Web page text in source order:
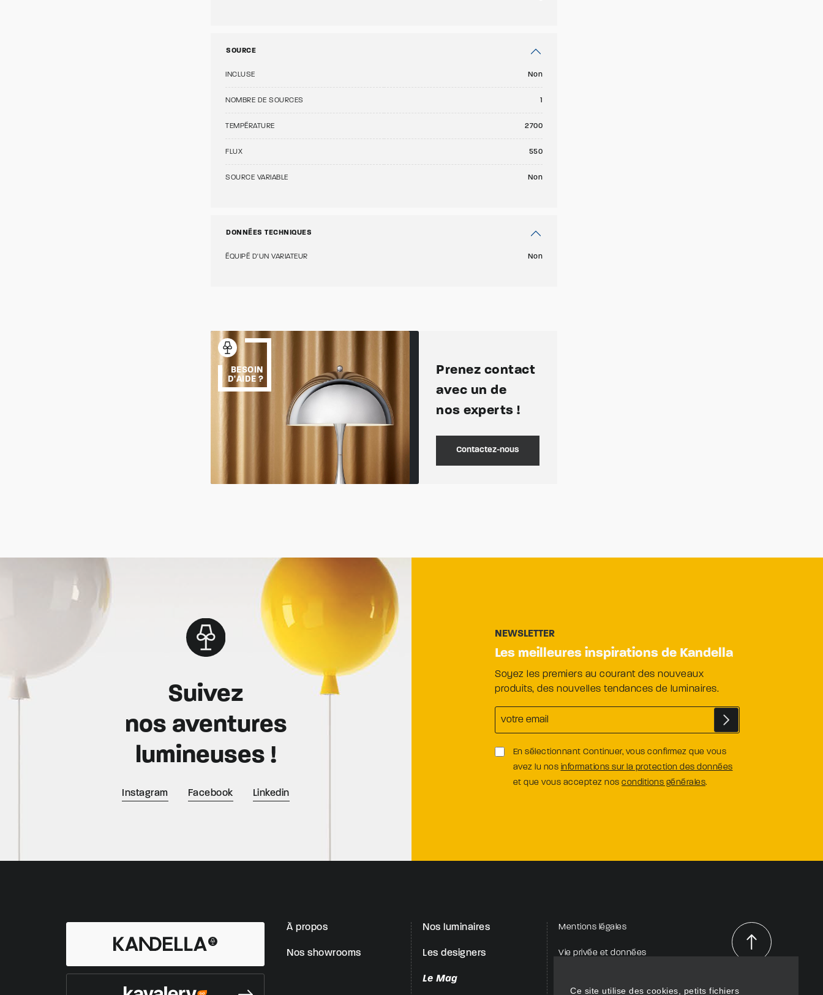
SOURCE
INCLUSE Non
NOMBRE DE SOURCES 1
TEMPÉRATURE 2700
FLUX 550
SOURCE VARIABLE Non
DONNÉES TECHNIQUES
ÉQUIPÉ D'UN VARIATEUR Non
BESOIN
D'AIDE ?
Prenez contact
avec un de
nos experts !
Contactez-nous
Suivez
nos aventures
lumineuses !
Instagram Facebook Linkedin
NEWSLETTER
Les meilleures inspirations de Kandella
Soyez les premiers au courant des nouveaux
produits, des nouvelles tendances de luminaires.
En sélectionnant Continuer, vous confirmez que vous
avez lu nos informations sur la protection des données
et que vous acceptez nos conditions générales.
À propos
Nos showrooms
Nos luminaires
Les designers
Le Mag
Mentions légales
Vie privée et données
Ce site utilise des cookies, petits fichiers